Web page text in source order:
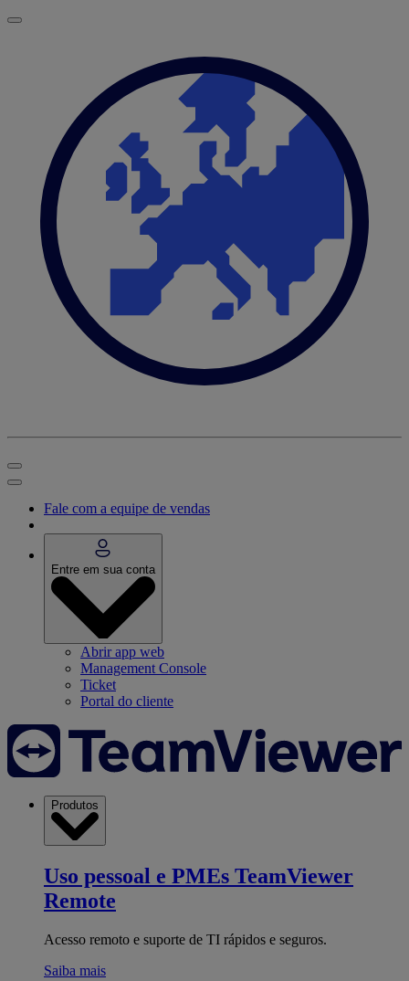
Fale com a equipe de vendas
Entre em sua conta
Abrir app web
Management Console
Ticket
Portal do cliente
Produtos
Uso pessoal e PMEs TeamViewer
Remote
Acesso remoto e suporte de TI rápidos e seguros.
Saiba mais